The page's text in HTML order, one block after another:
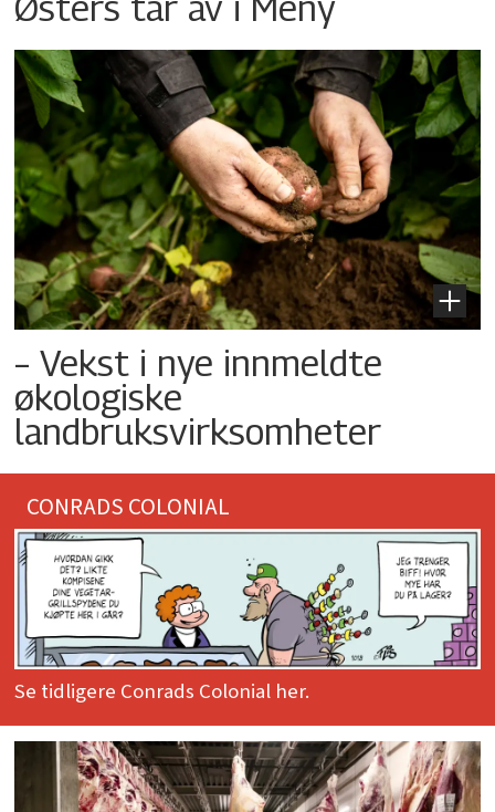
– Vekst i nye innmeldte
økologiske
landbruksvirksomheter
CONRADS COLONIAL
Se tidligere Conrads Colonial her.